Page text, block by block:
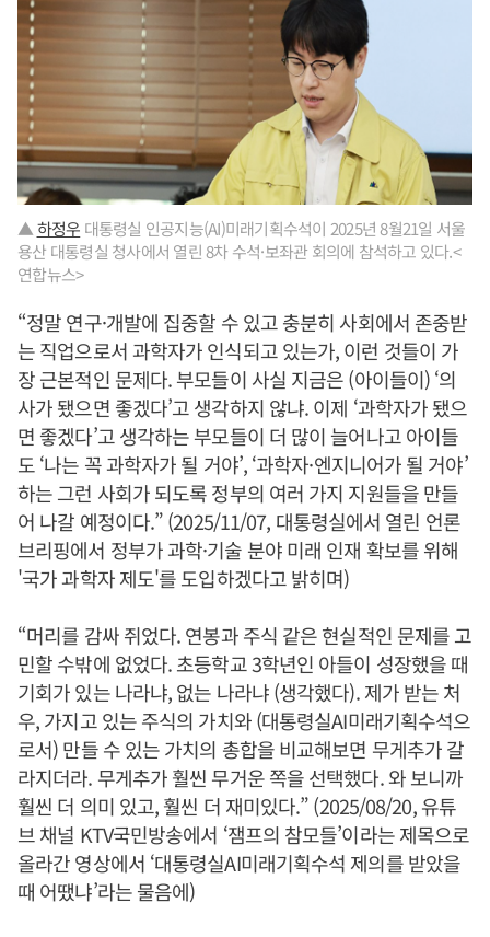
▲하정우 대통령실 인공지능(AI)미래기획수석이 2025년 8월21일 서울
용산 대통령실 청사에서 열린 8차 수석·보좌관 회의에 참석하고 있다.<
연합뉴스>
“정말 연구·개발에 집중할 수 있고 충분히 사회에서 존중받
는 직업으로서 과학자가 인식되고 있는가, 이런 것들이 가
장 근본적인 문제다. 부모들이 사실 지금은 (아이들이) ‘의
사가 됐으면 좋겠다’고 생각하지 않냐. 이제 ‘과학자가 됐으
면 좋겠다’고 생각하는 부모들이 더 많이 늘어나고 아이들
도 ‘나는 꼭 과학자가 될 거야’, ‘과학자·엔지니어가 될 거야’
하는 그런 사회가 되도록 정부의 여러 가지 지원들을 만들
어 나갈 예정이다.” (2025/11/07, 대통령실에서 열린 언론
브리핑에서 정부가 과학·기술 분야 미래 인재 확보를 위해
'국가 과학자 제도'를 도입하겠다고 밝히며)
“머리를 감싸 쥐었다. 연봉과 주식 같은 현실적인 문제를 고
민할 수밖에 없었다. 초등학교 3학년인 아들이 성장했을 때
기회가 있는 나라냐, 없는 나라냐 (생각했다). 제가 받는 처
우, 가지고 있는 주식의 가치와 (대통령실AI미래기획수석으
로서) 만들 수 있는 가치의 총합을 비교해보면 무게추가 갈
라지더라. 무게추가 훨씬 무거운 쪽을 선택했다. 와 보니까
훨씬 더 의미 있고, 훨씬 더 재미있다.” (2025/08/20, 유튜
브 채널 KTV국민방송에서 ‘잼프의 참모들’이라는 제목으로
올라간 영상에서 ‘대통령실AI미래기획수석 제의를 받았을
때 어땠냐’라는 물음에)